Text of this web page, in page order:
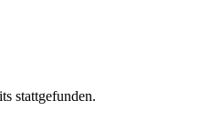
stattgefunden.